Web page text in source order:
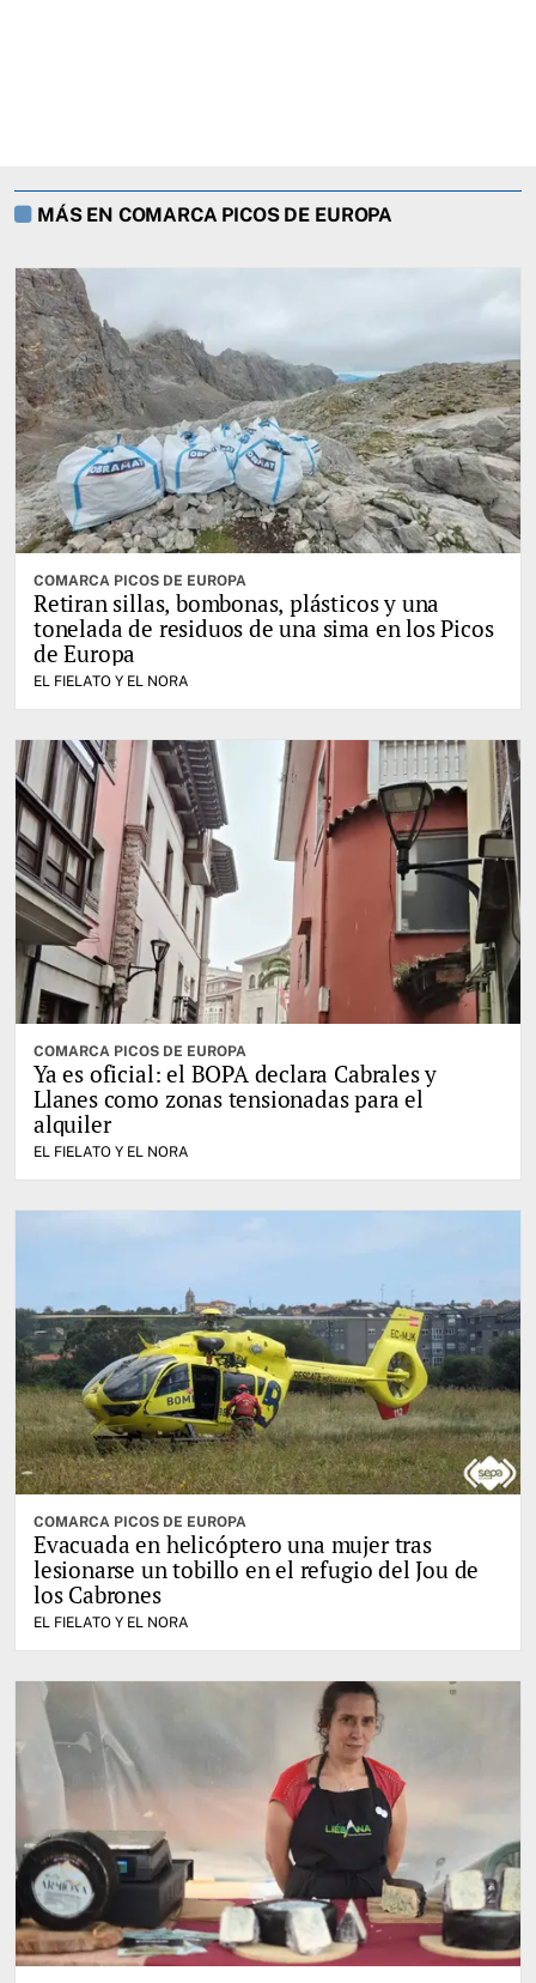
MÁS EN COMARCA PICOS DE EUROPA
COMARCA PICOS DE EUROPA
Retiran sillas, bombonas, plásticos y una
tonelada de residuos de una sima en los Picos
de Europa
EL FIELATO Y EL NORA
COMARCA PICOS DE EUROPA
Ya es oficial: el BOPA declara Cabrales y
Llanes como zonas tensionadas para el
alquiler
EL FIELATO Y EL NORA
COMARCA PICOS DE EUROPA
Evacuada en helicóptero una mujer tras
lesionarse un tobillo en el refugio del Jou de
los Cabrones
EL FIELATO Y EL NORA